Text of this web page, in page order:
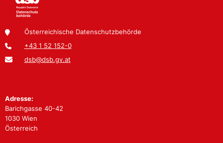
Österreichische Datenschutzbehörde
+43 1 52 152-0
dsb@dsb.gv.at
Adresse:
Barichgasse 40-42
1030 Wien
Österreich